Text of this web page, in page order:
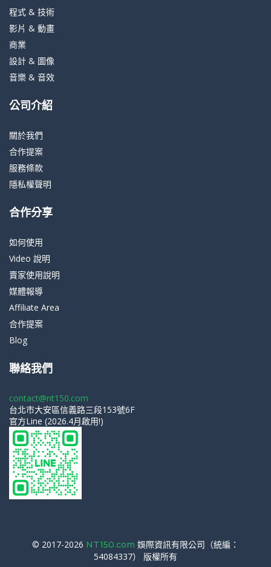
程式 & 技術
影片 & 動畫
商業
設計 & 圖像
音樂 & 音效
公司介紹
關於我們
合作提案
服務條款
隱私權聲明
合作分享
如何使用
Video 說明
賣家使用說明
媒體報導
Affiliate Area
合作提案
Blog
聯絡我們
contact@nt150.com
台北市大安區信義路三段153號6F
官方Line (2026.4月啟用!)
© 2017-2026 NT150.com 娛際資訊有限公司（統編：
54084337） 版權所有